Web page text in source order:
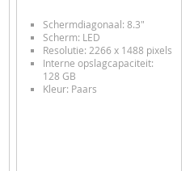
Schermdiagonaal: 8.3"
Scherm: LED
Resolutie: 2266 x 1488 pixels
Interne opslagcapaciteit:
128 GB
Kleur: Paars